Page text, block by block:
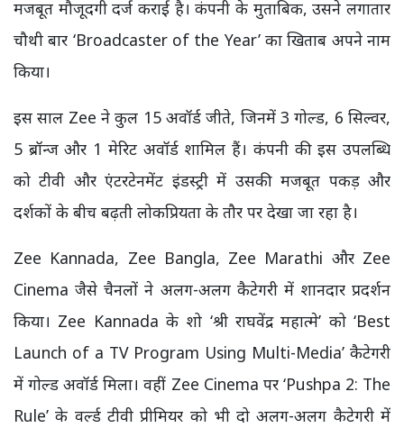
मजबूत मौजूदगी दर्ज कराई है। कंपनी के मुताबिक, उसने लगातार
चौथी बार ‘Broadcaster of the Year’ का खिताब अपने नाम
किया।
इस साल Zee ने कुल 15 अवॉर्ड जीते, जिनमें 3 गोल्ड, 6 सिल्वर,
5 ब्रॉन्ज और 1 मेरिट अवॉर्ड शामिल हैं। कंपनी की इस उपलब्धि
को टीवी और एंटरटेनमेंट इंडस्ट्री में उसकी मजबूत पकड़ और
दर्शकों के बीच बढ़ती लोकप्रियता के तौर पर देखा जा रहा है।
Zee Kannada, Zee Bangla, Zee Marathi और Zee
Cinema जैसे चैनलों ने अलग-अलग कैटेगरी में शानदार प्रदर्शन
किया। Zee Kannada के शो ‘श्री राघवेंद्र महात्मे’ को ‘Best
Launch of a TV Program Using Multi-Media’ कैटेगरी
में गोल्ड अवॉर्ड मिला। वहीं Zee Cinema पर ‘Pushpa 2: The
Rule’ के वर्ल्ड टीवी प्रीमियर को भी दो अलग-अलग कैटेगरी में